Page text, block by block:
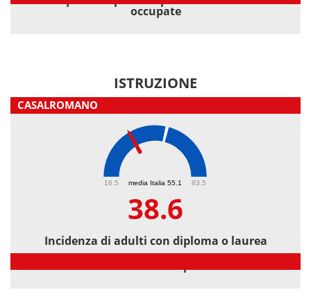
occupate
ISTRUZIONE
CASALROMANO
media Italia 55.1
16.5 83.5
38.6
Incidenza di adulti con diploma o laurea